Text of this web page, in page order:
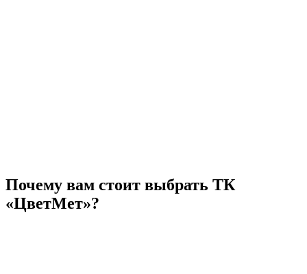
Почему вам стоит выбрать ТК
«ЦветМет»?